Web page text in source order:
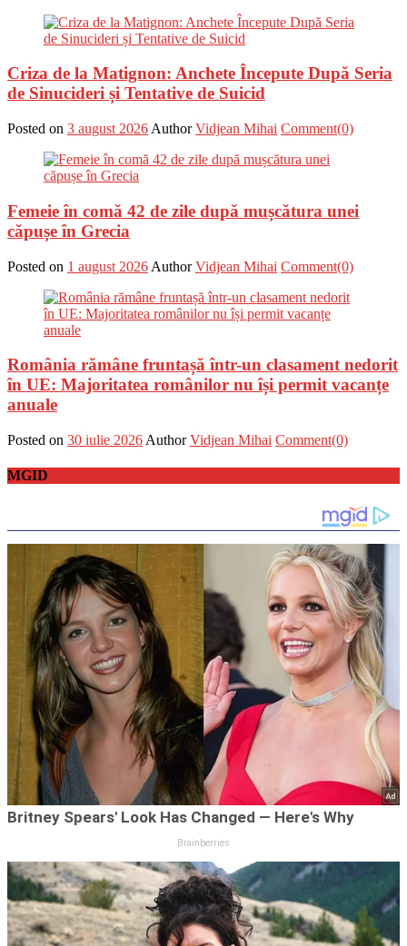
Criza de la Matignon: Anchete Începute După Seria
de Sinucideri și Tentative de Suicid
Posted on 3 august 2026 Author Vidjean Mihai Comment(0)
Femeie în comă 42 de zile după mușcătura unei
căpușe în Grecia
Posted on 1 august 2026 Author Vidjean Mihai Comment(0)
România rămâne fruntașă într-un clasament nedorit
în UE: Majoritatea românilor nu își permit vacanțe
anuale
Posted on 30 iulie 2026 Author Vidjean Mihai Comment(0)
MGID